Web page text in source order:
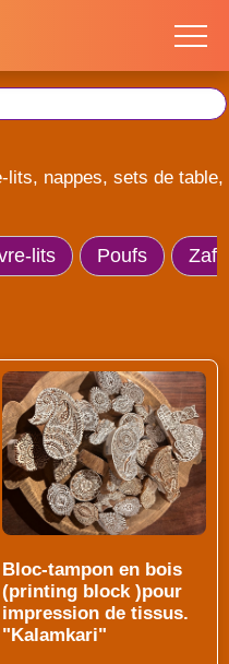
nappes, sets de table,
lits Poufs
Bloc-tampon en bois
(printing block )pour
impression de tissus.
"Kalamkari"